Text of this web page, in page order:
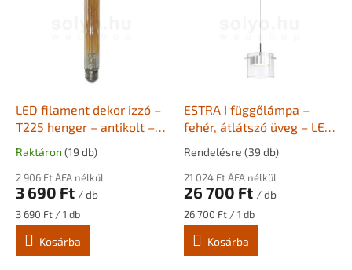
LED filament dekor izzó –
T225 henger – antikolt –
lm – szabályozható
Raktáron (19 db)
2 906 Ft ÁFA nélkül
3 690 Ft / db
Egységár:
3 690 Ft / 1 db
Kosárba
ESTRA I függőlámpa –
fehér, átlátszó üveg – LED
Rendelésre (39 db)
21 024 Ft ÁFA nélkül
26 700 Ft / db
Egységár:
26 700 Ft / 1 db
Kosárba